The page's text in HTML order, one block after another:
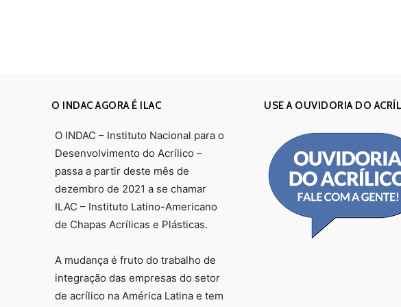
O INDAC AGORA É ILAC
O INDAC – Instituto Nacional para o
Desenvolvimento do Acrílico –
passa a partir deste mês de
dezembro de 2021 a se chamar
ILAC – Instituto Latino-Americano
de Chapas Acrílicas e Plásticas.
A mudança é fruto do trabalho de
integração das empresas do setor
de acrílico na América Latina e tem
USE A OUVIDORIA DO